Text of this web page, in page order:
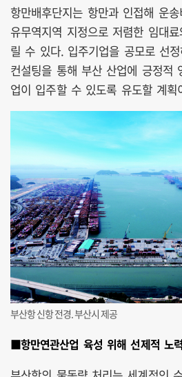
항만배후단지는 항만과 인접해 운
유무역지역 지정으로 저렴한 임대
릴 수 있다. 입주기업을 공모로 선
컨설팅을 통해 부산 산업에 긍정적
업이 입주할 수 있도록 유도할 계획
부산항 신항 전경. 부산시 제공
■항만연관산업 육성 위해 선제적 노력